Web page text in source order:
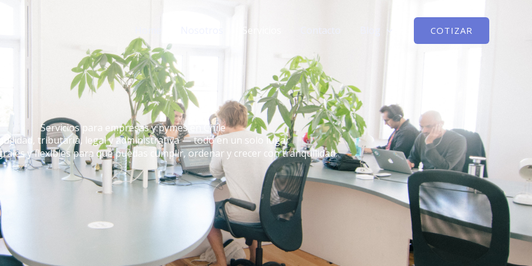
Servicios Contacto Blog COTIZAR
Servicios para empresas y pymes en Chile
tributaria, legal y administrativa — todo en un solo lugar
y flexibles para que puedas cumplir, ordenar y crecer con tranquilidad.